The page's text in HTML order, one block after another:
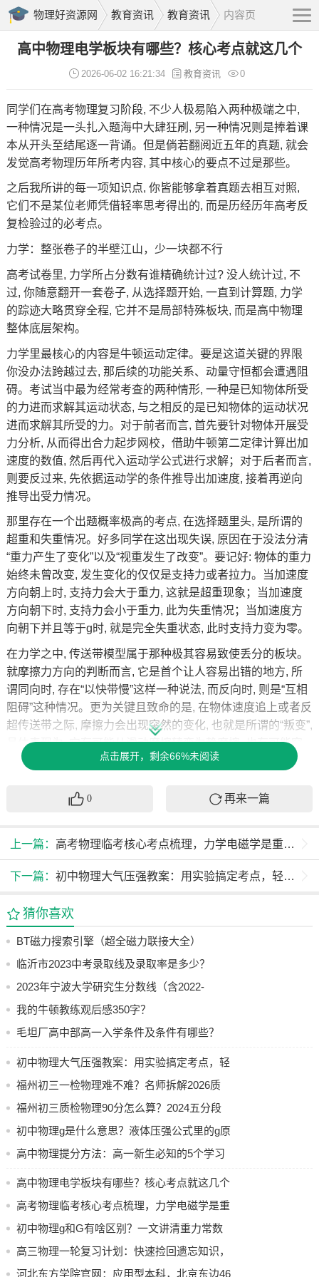
物理好资源网 教育资讯 教育资讯 内容页
高中物理电学板块有哪些？核心考点就这几个
2026-06-02 16:21:34 教育资讯 0
同学们在高考物理复习阶段, 不少人极易陷入两种极端之中,
一种情况是一头扎入题海中大肆狂刷, 另一种情况则是捧着课
本从开头至结尾逐一背诵。但是倘若翻阅近五年的真题, 就会
发觉高考物理历年所考内容, 其中核心的要点不过是那些。
之后我所讲的每一项知识点, 你皆能够拿着真题去相互对照,
它们不是某位老师凭借轻率思考得出的, 而是历经历年高考反
复检验过的必考点。
力学：整张卷子的半壁江山，少一块都不行
高考试卷里, 力学所占分数有谁精确统计过? 没人统计过, 不
过, 你随意翻开一套卷子, 从选择题开始, 一直到计算题, 力学
的踪迹大略贯穿全程, 它并不是局部特殊板块, 而是高中物理
整体底层架构。
力学里最核心的内容是牛顿运动定律。要是这道关键的界限
你没办法跨越过去, 那后续的功能关系、动量守恒都会遭遇阻
碍。考试当中最为经常考查的两种情形, 一种是已知物体所受
的力进而求解其运动状态, 与之相反的是已知物体的运动状况
进而求解其所受的力。对于前者而言, 首先要针对物体开展受
力分析, 从而得出合力起步网校，借助牛顿第二定律计算出加
速度的数值, 然后再代入运动学公式进行求解；对于后者而言,
则要反过来, 先依据运动学的条件推导出加速度, 接着再逆向
推导出受力情况。
那里存在一个出题概率极高的考点, 在选择题里头, 是所谓的
超重和失重情况。好多同学在这出现失误, 原因在于没法分清
“重力产生了变化”以及“视重发生了改变”。要记好: 物体的重力
始终未曾改变, 发生变化的仅仅是支持力或者拉力。当加速度
方向朝上时, 支持力会大于重力, 这就是超重现象；当加速度
方向朝下时, 支持力会小于重力, 此为失重情况；当加速度方
向朝下并且等于g时, 就是完全失重状态, 此时支持力变为零。
在力学之中, 传送带模型属于那种极其容易致使丢分的板块。
就摩擦力方向的判断而言, 它是首个让人容易出错的地方, 所
谓同向时, 存在“以快带慢”这样一种说法, 而反向时, 则是“互相
阻碍”这种情况。更为关键且致命的是, 在物体速度追上或者反
超传送带之际, 摩擦力会出现突然的变化, 也就是所谓的“叛变”,
具体表现为, 它有可能从滑动摩擦转变为静摩擦, 也有可能突
然间改变方向, 甚至还有可能直接消失不见。而这一时刻, 便
程就会全部出错, 出现问题。进行解题之时, 务必要在草稿纸
一个阶段去展开分析。
做功与能量、动量这两大板块内容, 跟牛顿定律一块儿形成了
述。
电学：和力学平分秋色高中物理电学有哪几个板块
高考物理的核心主干之中, 电学如同力学一般占据重要地位。
在梳理知识点这个环节, 重点需要攻克的是两大核心板块, 其
一为力学, 具体涵盖运动、受力分析、能量以及动量这些内容,
分, 而这两块合起来, 覆盖了高考物理绝大多数的基础分值。
清晰区分开来。它们之间存在的关系, 每年都会在选择题当中
出现。电场强度属于矢量状态, 其具备大小同时还有方向。而
态势而来分布。对于带电粒子于匀强电场里的运动情况而言,
本质上就是在受力分析基础上加上运动学知识。电场力在此
种状况下属于恒力, 粒子会进行匀变速直线运动或者类平抛运
动。这与力学里处理重力场中的运动思路是完全相同的呢。
以带电粒子在匀强磁场里的圆周运动作为磁场最为核心的考
点击展开，剩余66%未阅读
0 再来一篇
上一篇： 高考物理临考核心考点梳理，力学电磁学是重点，含8大模块
下一篇： 初中物理大气压强教案：用实验搞定考点，轻松掌握计算与应用
猜你喜欢
BT磁力搜索引擎（超全磁力联接大全）
临沂市2023中考录取线及录取率是多少？
2023年宁波大学研究生分数线（含2022-
2023）
我的牛顿教练观后感350字？
毛坦厂高中部高一入学条件及条件有哪些？
初中物理大气压强教案：用实验搞定考点，轻
松掌握计算与应用
福州初三一检物理难不难？名师拆解2026质
检重点
福州初三质检物理90分怎么算？2024五分段
成绩解读
初中物理g是什么意思？液体压强公式里的g原
来是这个
高中物理提分方法：高一新生必知的5个学习
诀窍
高中物理电学板块有哪些？核心考点就这几个
高考物理临考核心考点梳理，力学电磁学是重
点，含8大模块
初中物理g和G有啥区别？一文讲清重力常数
和引力常数的关系
高三物理一轮复习计划：快速捡回遗忘知识，
构建系统网络
河北东方学院官网：应用型本科，北京东边46